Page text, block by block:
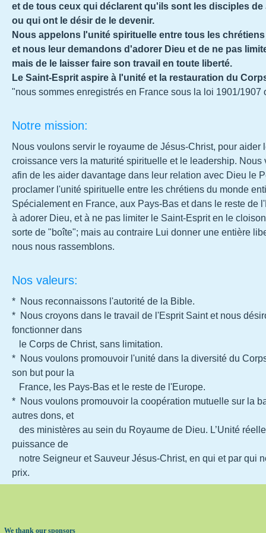
et de tous ceux qui déclarent qu'ils sont les disciples
ou qui ont le désir de le devenir.
Nous appelons l'unité spirituelle entre tous les
et nous leur demandons d'adorer Dieu et de ne pas
mais de le laisser faire son travail en toute liberté.
Le Saint-Esprit aspire à l'unité et la restauration du
"nous sommes enregistrés en France sous la loi 1901/1907
Notre mission:
Nous voulons servir le royaume de Jésus-Christ, pour
croissance vers la maturité spirituelle et le leadership.
afin de les aider davantage dans leur relation avec Dieu le
proclamer l'unité spirituelle entre les chrétiens du monde
Spécialement en France, aux Pays-Bas et dans le reste de
à adorer Dieu, et à ne pas limiter le Saint-Esprit en le
sorte de "boîte"; mais au contraire Lui donner une entière
nous nous rassemblons.
Nos valeurs:
* Nous reconnaissons l'autorité de la Bible.
* Nous croyons dans le travail de l'Esprit Saint et nous
fonctionner dans
le Corps de Christ, sans limitation.
* Nous voulons promouvoir l'unité dans la diversité du
son but pour la
France, les Pays-Bas et le reste de l'Europe.
* Nous voulons promouvoir la coopération mutuelle sur la
autres dons, et
des ministères au sein du Royaume de Dieu. L’Unité
puissance de
notre Seigneur et Sauveur Jésus-Christ, en qui et par qui
prix.
We thank our sponsors